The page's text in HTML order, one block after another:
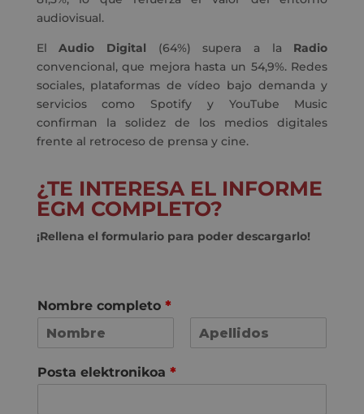
audiovisual.
ElAudio Digital (64%) supera a la Radio
convencional, que mejora hasta un 54,9%. Redes
sociales, plataformas de vídeo bajo demanda y
servicios como Spotify y YouTube Music
confirman la solidez de los medios digitales
frente al retroceso de prensa y cine.
¿TE INTERESA EL INFORME
EGM COMPLETO?
¡Rellena el formulario para poder descargarlo!
Nombre completo *
i
rPosta elektronikoa *